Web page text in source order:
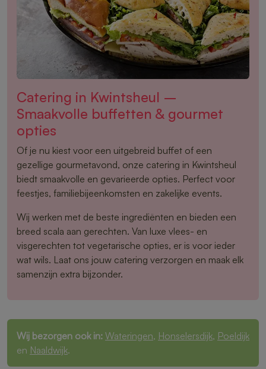
Catering in Kwintsheul –
Smaakvolle buffetten & gourmet
opties
Of je nu kiest voor een uitgebreid buffet of een
gezellige gourmetavond, onze catering in Kwintsheul
biedt smaakvolle en gevarieerde opties. Perfect voor
feestjes, familiebijeenkomsten en zakelijke events.
Wij werken met de beste ingrediënten en bieden een
breed scala aan gerechten. Van luxe vlees- en
visgerechten tot vegetarische opties, er is voor ieder
wat wils. Laat ons jouw catering verzorgen en maak elk
samenzijn extra bijzonder.
Wij bezorgen ook in: Wateringen, Honselersdijk, Poeldijk
en Naaldwijk.